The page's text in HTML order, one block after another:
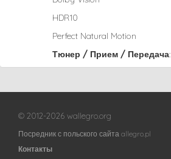
HDR10
Perfect Natural Motion
Тюнер / Прием / Передача:
© 2012-2026 wallegro.org
Посредник с польского сайта allegro.pl
Контакты